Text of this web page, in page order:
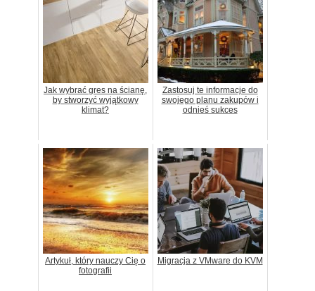
Jak wybrać gres na ścianę,
by stworzyć wyjątkowy
klimat?
Zastosuj te informacje do
swojego planu zakupów i
odnieś sukces
Artykuł, który nauczy Cię o
fotografii
Migracja z VMware do KVM